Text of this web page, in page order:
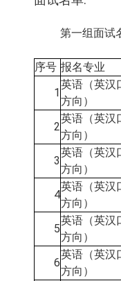
第一组面试
序号 报名专业
1
英语（英汉
方向）
2
英语（英汉
方向）
3
英语（英汉
方向）
4
英语（英汉
方向）
5
英语（英汉
方向）
6
英语（英汉
方向）